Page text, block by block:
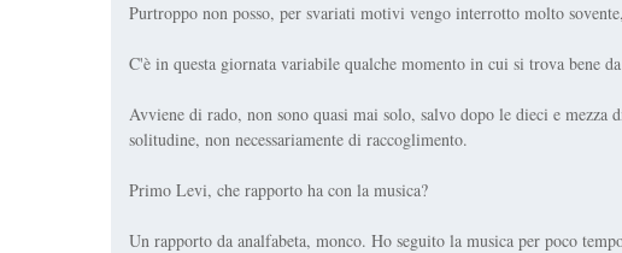
Purtroppo non posso, per svariati motivi vengo interrotto molto
C'è in questa giornata variabile qualche momento in cui si trova bene
Avviene di rado, non sono quasi mai solo, salvo dopo le dieci e mezza
solitudine, non necessariamente di raccoglimento.
Primo Levi, che rapporto ha con la musica?
Un rapporto da analfabeta, monco. Ho seguito la musica per poco